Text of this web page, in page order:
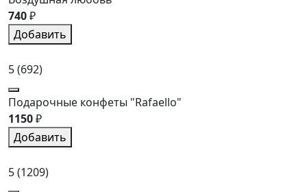
740₽
Добавить
5(692)
Подарочные конфеты "Rafaello"
1150₽
Добавить
5(1209)